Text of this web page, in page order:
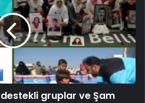
gruplar ve Şam